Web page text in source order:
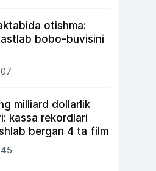
otishma:
bobo-buvisini
milliard dollarlik
kassa rekordlari
bergan 4 ta film